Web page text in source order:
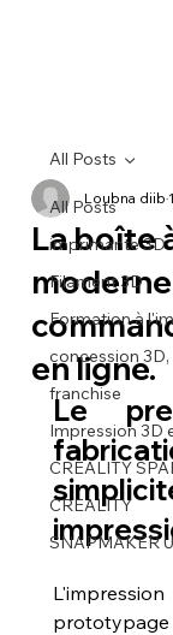
All Posts
imprimante 3D
Filament 3D
Formation à
concession 3D,
franchise
Impression 3D
CREALITY
CREALITY
SNAPMAKER
All Posts
La boîte
en ligne.
Loubna diib
Le